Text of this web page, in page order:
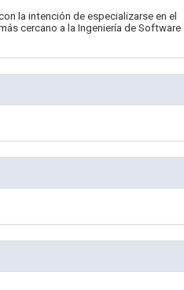
la intención de especializarse en el
cercano a la Ingeniería de Software